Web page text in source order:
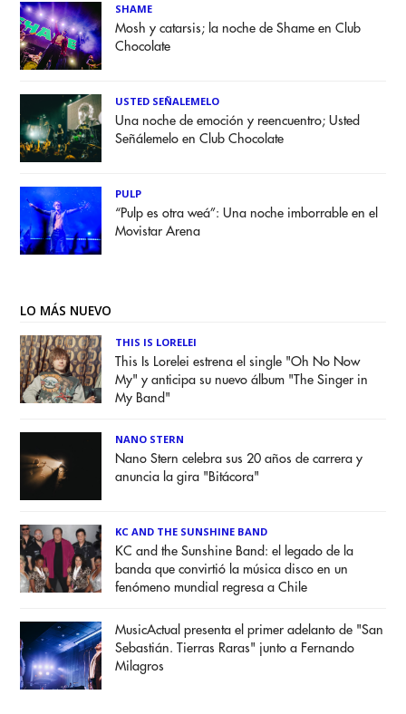
SHAME
Mosh y catarsis; la noche de Shame en Club
Chocolate
USTED SEÑALEMELO
Una noche de emoción y reencuentro; Usted
Señálemelo en Club Chocolate
PULP
“Pulp es otra weá”: Una noche imborrable en el
Movistar Arena
LO MÁS NUEVO
THIS IS LORELEI
This Is Lorelei estrena el single "Oh No Now
My" y anticipa su nuevo álbum "The Singer in
My Band"
NANO STERN
Nano Stern celebra sus 20 años de carrera y
anuncia la gira "Bitácora"
KC AND THE SUNSHINE BAND
KC and the Sunshine Band: el legado de la
banda que convirtió la música disco en un
fenómeno mundial regresa a Chile
MusicActual presenta el primer adelanto de "San
Sebastián. Tierras Raras" junto a Fernando
Milagros